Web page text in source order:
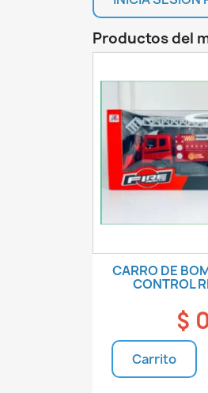
Productos del
CARRO DE
CONTROL
$
Carrito